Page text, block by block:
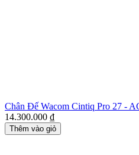
Chân Đế Wacom Cintiq Pro 27 -
14.300.000 ₫
Thêm vào giỏ